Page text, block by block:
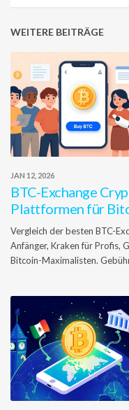
WEITERE BEITRÄGE
JAN 12, 2026
BTC-Exchange
Plattformen für
Vergleich der besten BTC-
Anfänger, Kraken für Profis,
Bitcoin-Maximalisten.